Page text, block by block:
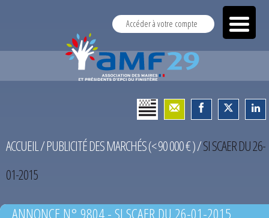
Accéder à votre compte
ACCUEIL/PUBLICITÉ DES MARCHÉS (< 90 000 € )/SI SCAER DU 26-
01-2015
ANNONCE N° 9804 - SI SCAER DU 26-01-2015